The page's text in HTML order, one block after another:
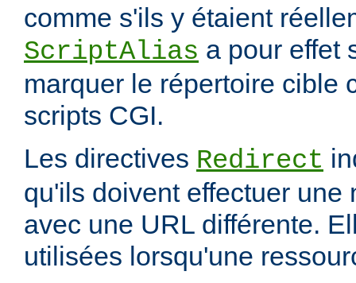
comme s'ils y étaient
ScriptAlias a pour effet
marquer le répertoire cible
scripts CGI.
Les directives Redirect
qu'ils doivent effectuer une
avec une URL différente.
utilisées lorsqu'une